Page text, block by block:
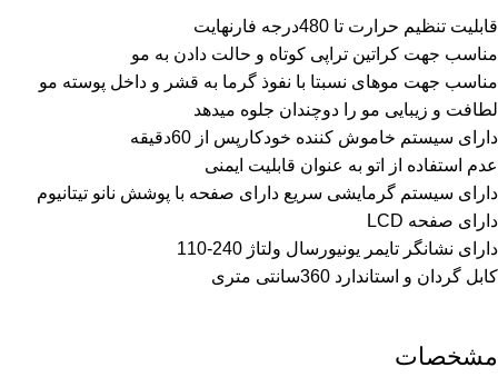
قابلیت تنظیم حرارت تا 480درجه فارنهایت
مناسب جهت کراتین تراپی کوتاه و حالت دادن به مو
مناسب جهت موهای نسبتا با نفوذ گرما به قشر و داخل پوسته مو
لطافت و زیبایی مو را دوچندان جلوه میدهد
دارای سیستم خاموش کننده خودکارپس از 60دقیقه
عدم استفاده از اتو به عنوان قابلیت ایمنی
دارای سیستم گرمایشی سریع دارای صفحه با پوشش نانو تیتانیوم
دارای صفحه LCD
دارای نشانگر تایمر یونیورسال ولتاژ 240-110
کابل گردان و استاندارد 360سانتی متری
مشخصات